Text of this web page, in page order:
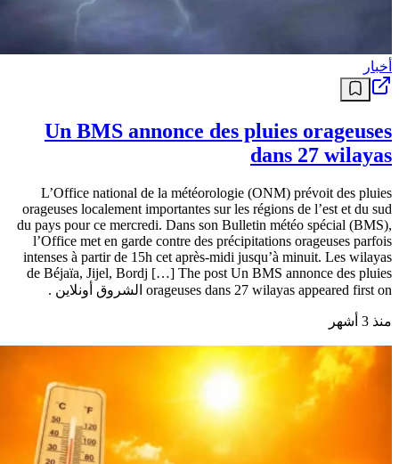
أخبار
Un BMS annonce des pluies orageuses
dans 27 wilayas
L’Office national de la météorologie (ONM) prévoit des pluies
orageuses localement importantes sur les régions de l’est et du sud
du pays pour ce mercredi. Dans son Bulletin météo spécial (BMS),
l’Office met en garde contre des précipitations orageuses parfois
intenses à partir de 15h cet après-midi jusqu’à minuit. Les wilayas
de Béjaïa, Jijel, Bordj […] The post Un BMS annonce des pluies
orageuses dans 27 wilayas appeared first on الشروق أونلاين .
منذ 3 أشهر